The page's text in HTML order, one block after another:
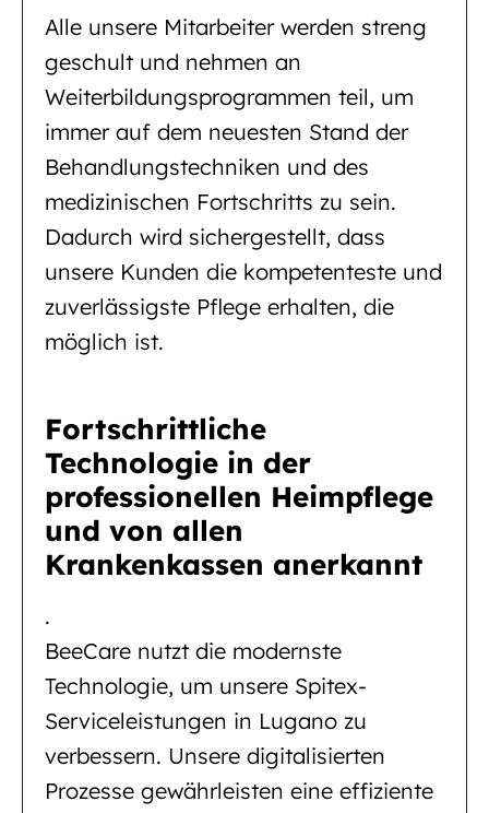
Alle unsere Mitarbeiter werden streng
geschult und nehmen an
Weiterbildungsprogrammen teil, um
immer auf dem neuesten Stand der
Behandlungstechniken und des
medizinischen Fortschritts zu sein.
Dadurch wird sichergestellt, dass
unsere Kunden die kompetenteste und
zuverlässigste Pflege erhalten, die
möglich ist.
Fortschrittliche
Technologie in der
professionellen Heimpflege
und von allen
Krankenkassen anerkannt
.
BeeCare nutzt die modernste
Technologie, um unsere Spitex-
Serviceleistungen in Lugano zu
verbessern. Unsere digitalisierten
Prozesse gewährleisten eine effiziente